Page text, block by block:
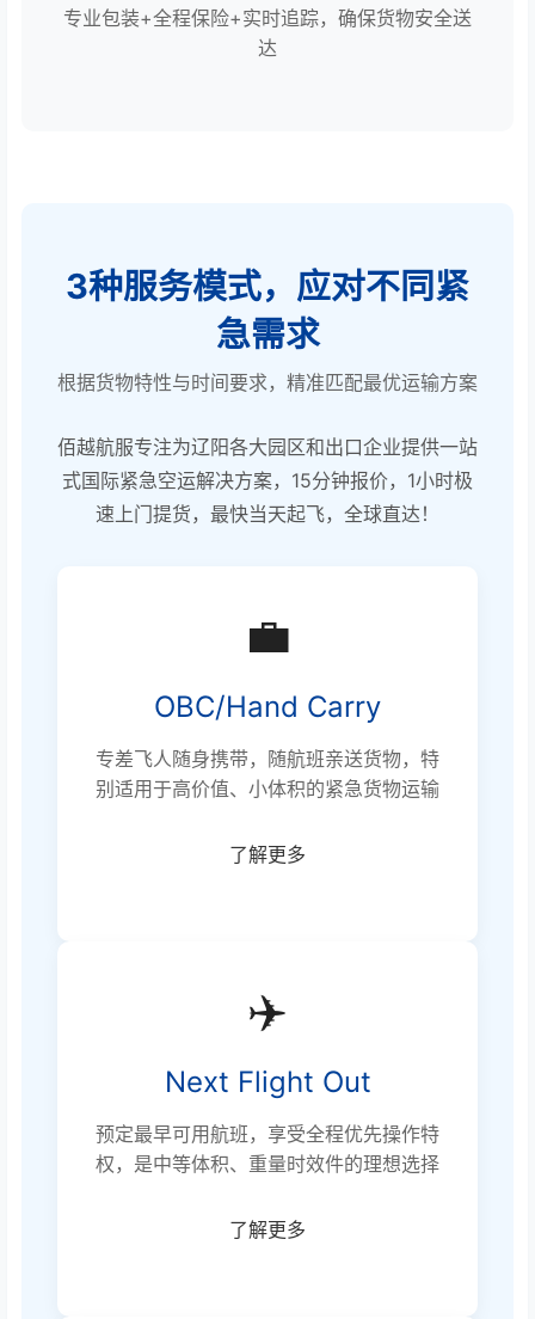
专业包装+全程保险+实时追踪，确保货物安全送
达
3种服务模式，应对不同紧
急需求
根据货物特性与时间要求，精准匹配最优运输方案
佰越航服专注为辽阳各大园区和出口企业提供一站
式国际紧急空运解决方案，15分钟报价，1小时极
速上门提货，最快当天起飞，全球直达！
💼
OBC/Hand Carry
专差飞人随身携带，随航班亲送货物，特
别适用于高价值、小体积的紧急货物运输
了解更多
✈️
Next Flight Out
预定最早可用航班，享受全程优先操作特
权，是中等体积、重量时效件的理想选择
了解更多